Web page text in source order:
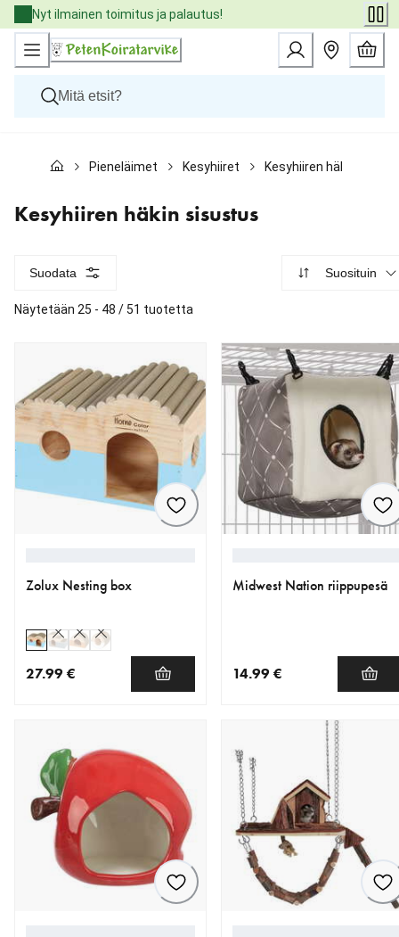
Skip
to
Content
Nyt ilmainen toimitus ja palautus!
Kissat
Eläinlääkäriruoat
Tuotemerkit
Palvelut
Pieneläimet Kesyhiiret Kesyhiiren häkin
Kesyhiiren häkin sisustus
Suodata Suosituin
Näytetään 25 - 48 / 51 tuotetta
Zolux Nesting box
27.99 €
Midwest Nation riippupesä
14.99 €